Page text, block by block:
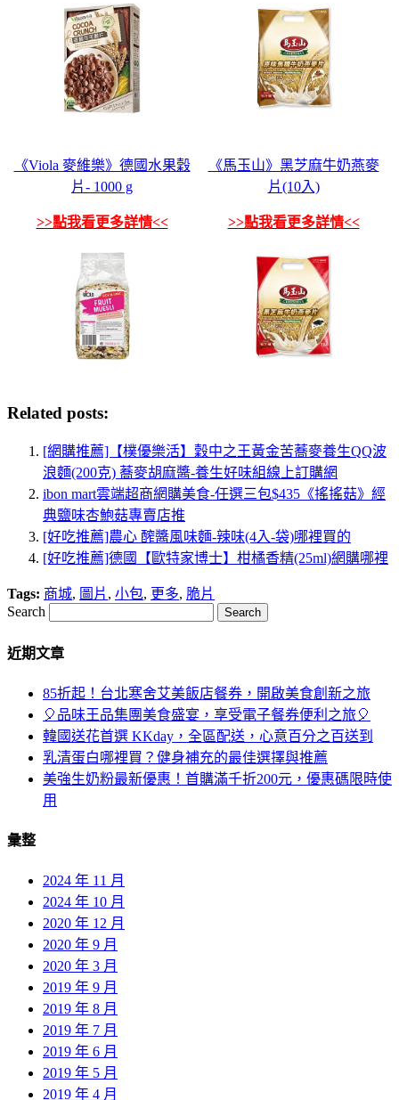
《Viola 麥維樂》德國水果穀
片- 1000 g
>>點我看更多詳情<<
《馬玉山》黑芝麻牛奶燕麥
片(10入)
>>點我看更多詳情<<
Related posts:
[網購推薦]【樸優樂活】穀中之王黃金苦蕎麥養生QQ波
浪麵(200克) 蕎麥胡麻醬-養生好味組線上訂購網
ibon mart雲端超商網購美食-任選三包$435《搖搖菇》經
典鹽味杏鮑菇專賣店推
[好吃推薦]農心 醡醬風味麵-辣味(4入-袋)哪裡買的
[好吃推薦]德國【歐特家博士】柑橘香精(25ml)網購哪裡
Tags: 商城, 圖片 , 小包, 更多, 脆片
Search
近期文章
85折起！台北寒舍艾美飯店餐券，開啟美食創新之旅
🎈品味王品集團美食盛宴，享受電子餐券便利之旅🎈
韓國送花首選 KKday，全區配送，心意百分之百送到
乳清蛋白哪裡買？健身補充的最佳選擇與推薦
美強生奶粉最新優惠！首購滿千折200元，優惠碼限時使
用
彙整
2024 年 11 月
2024 年 10 月
2020 年 12 月
2020 年 9 月
2020 年 3 月
2019 年 9 月
2019 年 8 月
2019 年 7 月
2019 年 6 月
2019 年 5 月
2019 年 4 月